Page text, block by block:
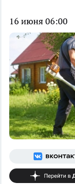
16 июня 06:00